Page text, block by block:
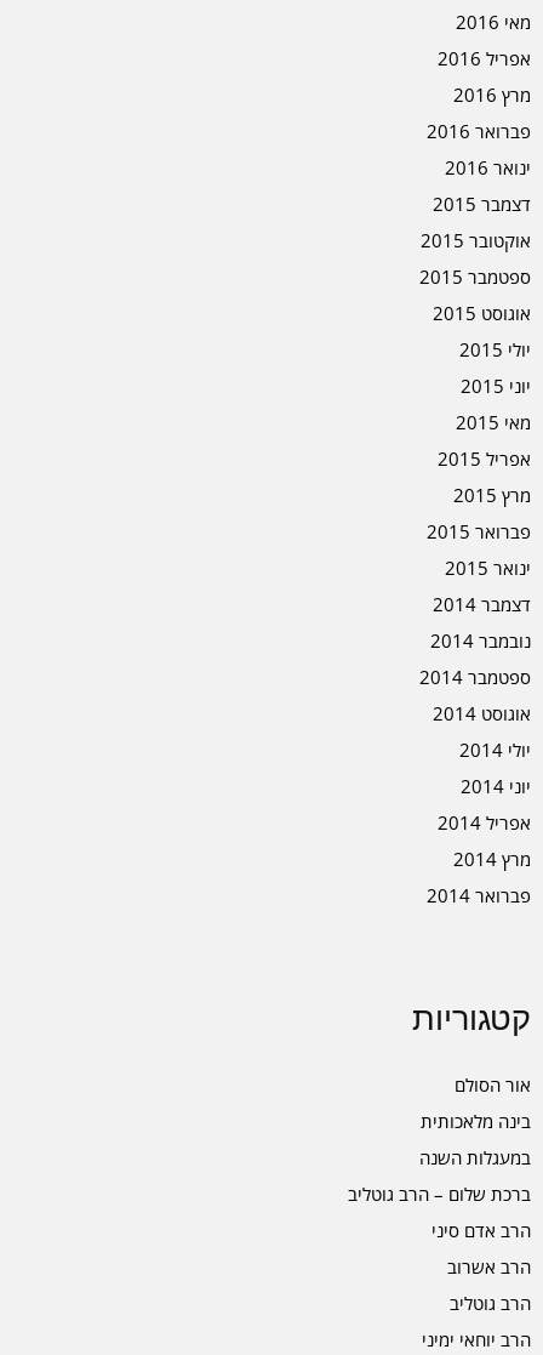
מאי 2016
אפריל 2016
מרץ 2016
פברואר 2016
ינואר 2016
דצמבר 2015
אוקטובר 2015
ספטמבר 2015
אוגוסט 2015
יולי 2015
יוני 2015
מאי 2015
אפריל 2015
מרץ 2015
פברואר 2015
ינואר 2015
דצמבר 2014
נובמבר 2014
ספטמבר 2014
אוגוסט 2014
יולי 2014
יוני 2014
אפריל 2014
מרץ 2014
פברואר 2014
קטגוריות
אור הסולם
בינה מלאכותית
במעגלות השנה
ברכת שלום – הרב גוטליב
הרב אדם סיני
הרב אשרוב
הרב גוטליב
הרב יוחאי ימיני